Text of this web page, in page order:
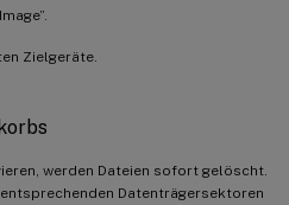
Zielgeräte.
werden Dateien sofort gelöscht.
Datenträgersektoren